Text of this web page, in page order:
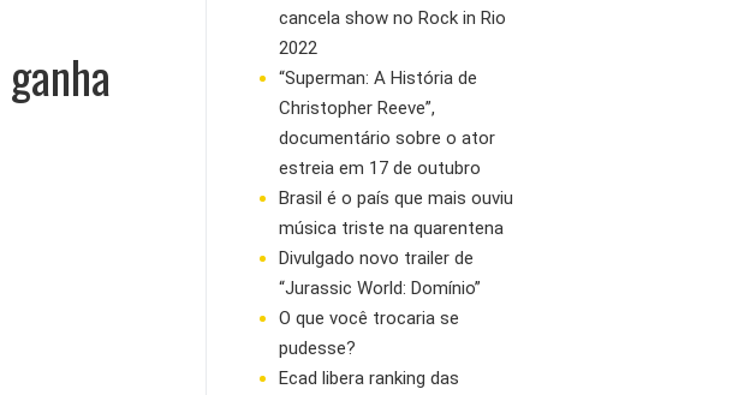
cancela show no Rock in Rio
2022
“Superman: A História de
Christopher Reeve”,
documentário sobre o ator
estreia em 17 de outubro
Brasil é o país que mais ouviu
música triste na quarentena
Divulgado novo trailer de
“Jurassic World: Domínio”
O que você trocaria se
pudesse?
Ecad libera ranking das